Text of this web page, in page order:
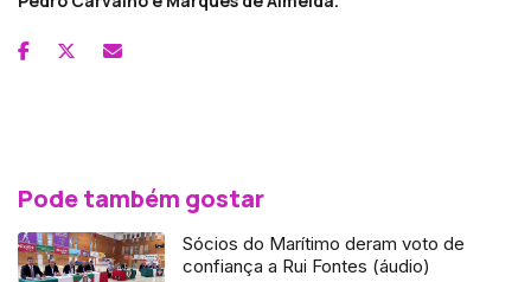
Pode também gostar
Sócios do Marítimo deram voto de
confiança a Rui Fontes (áudio)